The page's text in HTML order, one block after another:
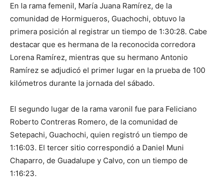
En la rama femenil, María Juana Ramírez, de la
comunidad de Hormigueros, Guachochi, obtuvo la
primera posición al registrar un tiempo de 1:30:28. Cabe
destacar que es hermana de la reconocida corredora
Lorena Ramírez, mientras que su hermano Antonio
Ramírez se adjudicó el primer lugar en la prueba de 100
kilómetros durante la jornada del sábado.
El segundo lugar de la rama varonil fue para Feliciano
Roberto Contreras Romero, de la comunidad de
Setepachi, Guachochi, quien registró un tiempo de
1:16:03. El tercer sitio correspondió a Daniel Muni
Chaparro, de Guadalupe y Calvo, con un tiempo de
1:16:23.